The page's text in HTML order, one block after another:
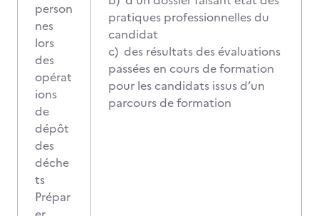
person
nes
lors
des
opérat
ions
de
dépôt
des
déche
ts
Prépar
pratiques professionnelles du
candidat
c) des résultats des évaluations
passées en cours de formation
pour les candidats issus d’un
parcours de formation